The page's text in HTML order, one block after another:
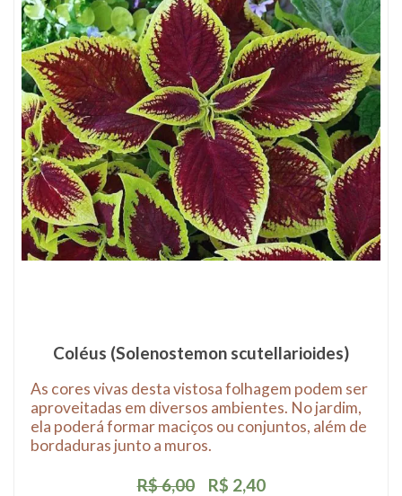
Coléus (Solenostemon scutellarioides)
As cores vivas desta vistosa folhagem podem ser
aproveitadas em diversos ambientes. No jardim,
ela poderá formar maciços ou conjuntos, além de
bordaduras junto a muros.
R$ 6,00 R$ 2,40